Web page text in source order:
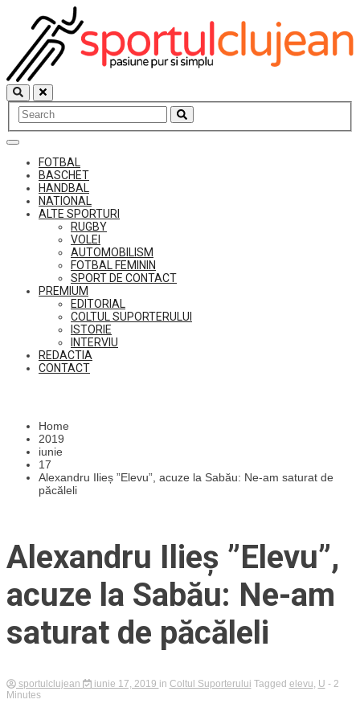
content
FOTBAL
BASCHET
HANDBAL
NATIONAL
ALTE SPORTURI
RUGBY
VOLEI
AUTOMOBILISM
FOTBAL FEMININ
SPORT DE CONTACT
PREMIUM
EDITORIAL
COLTUL SUPORTERULUI
ISTORIE
INTERVIU
REDACTIA
CONTACT
Home
2019
iunie
17
Alexandru Ilieș ”Elevu”, acuze la Sabău: Ne-am saturat de
păcăleli
Alexandru Ilieș ”Elevu”,
acuze la Sabău: Ne-am
saturat de păcăleli
sportulclujean iunie 17, 2019 in Coltul Suporterului Tagged elevu, U - 2
Minutes